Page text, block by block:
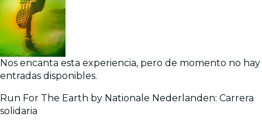
Nos encanta esta experiencia, pero de momento no hay
entradas disponibles.
Run For The Earth by Nationale Nederlanden: Carrera
solidaria